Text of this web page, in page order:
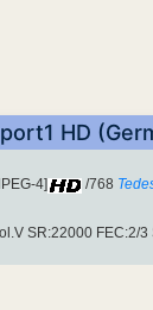
HD
4] /768
SR:22000 FEC:2/